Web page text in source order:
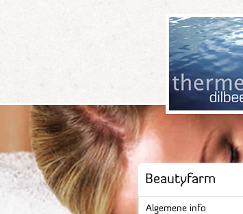
Beautyfarm
Algemene info